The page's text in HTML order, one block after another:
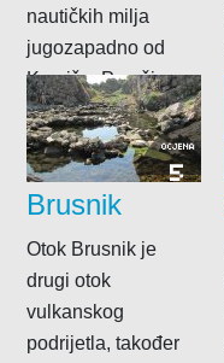
nautičkih milja
jugozapadno od
Komiže. Površina
mu iznosi oko 6
km2, a...
OCJENA
5
Brusnik
Otok Brusnik je
drugi otok
vulkanskog
podrijetla, također